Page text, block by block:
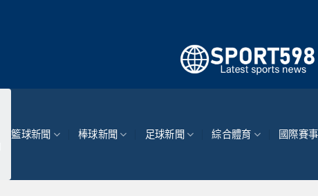
來自
籃球新聞 棒球新聞 足球新聞 綜合體育 國際賽事